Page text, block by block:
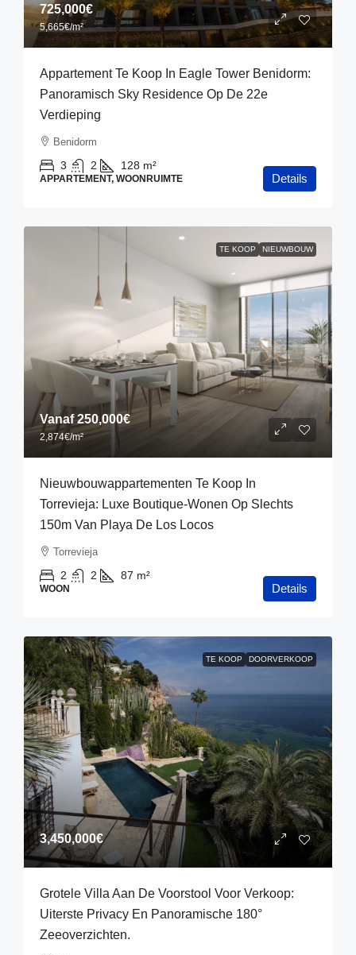
725,000€
5,665€/m²
Appartement Te Koop In Eagle Tower Benidorm:
Panoramisch Sky Residence Op De 22e
Verdieping
Benidorm
3 2 128 m²
APPARTEMENT, WOONRUIMTE Details
TE KOOP NIEUWBOUW
Vanaf250,000€
2,874€/m²
Nieuwbouwappartementen Te Koop In
Torrevieja: Luxe Boutique-Wonen Op Slechts
150m Van Playa De Los Locos
Torrevieja
2 2 87 m²
WOON Details
TE KOOP DOORVERKOOP
3,450,000€
Grotele Villa Aan De Voorstool Voor Verkoop:
Uiterste Privacy En Panoramische 180°
Zeeoverzichten.